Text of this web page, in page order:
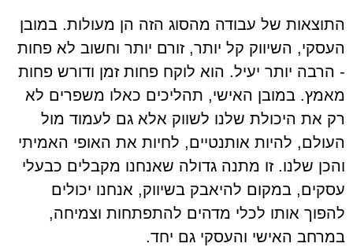
התוצאות של עבודה מהסוג הזה הן מעולות. במובן
העסקי, השיווק קל יותר, זורם יותר וחשוב לא פחות
- הרבה יותר יעיל. הוא לוקח פחות זמן ודורש פחות
מאמץ. במובן האישי, תהליכים כאלו משפרים לא
רק את היכולת שלנו לשווק אלא גם לעמוד מול
העולם, להיות אותנטיים, לחיות את האופי האמיתי
והכן שלנו. זו מתנה גדולה שאנחנו מקבלים כבעלי
עסקים, במקום להיאבק בשיווק, אנחנו יכולים
להפוך אותו לכלי מדהים להתפתחות וצמיחה,
במרחב האישי והעסקי גם יחד.